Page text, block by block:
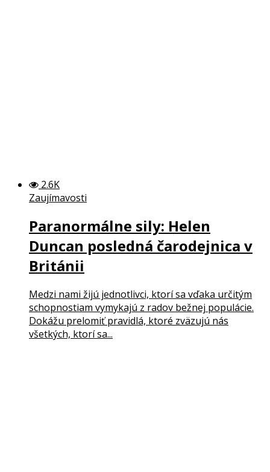
2.6K
Zaujímavosti
Paranormálne sily: Helen
Duncan posledná čarodejnica v
Británii
Medzi nami žijú jednotlivci, ktorí sa vďaka určitým
schopnostiam vymykajú z radov bežnej populácie.
Dokážu prelomiť pravidlá, ktoré zväzujú nás
všetkých, ktorí sa...